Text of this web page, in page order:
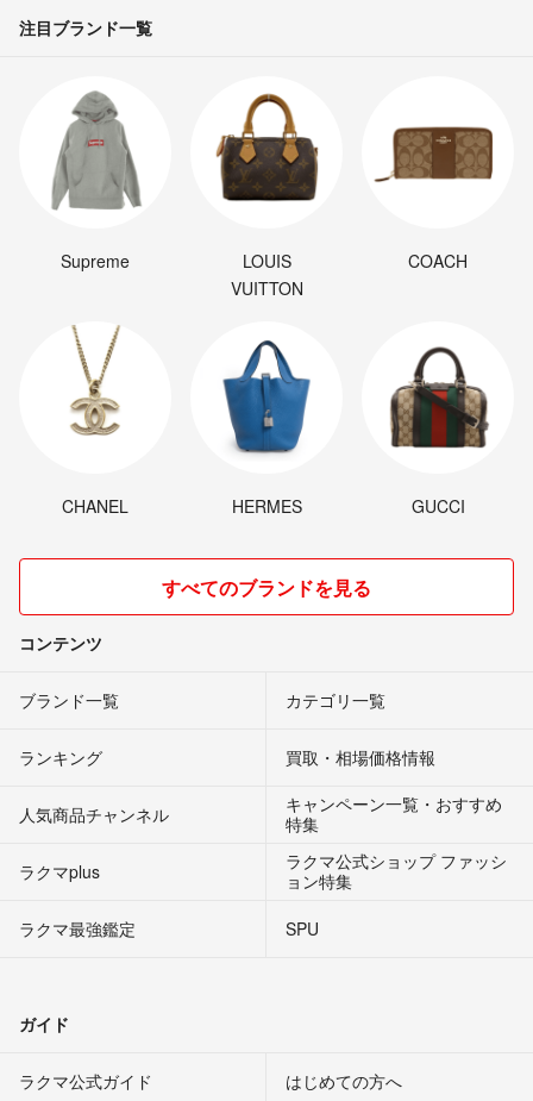
注目ブランド一覧
Supreme
LOUIS
VUITTON
COACH
CHANEL HERMES GUCCI
すべてのブランドを見る
コンテンツ
ブランド一覧 カテゴリ一覧
ランキング 買取・相場価格情報
人気商品チャンネル
キャンペーン一覧・おすすめ
特集
ラクマplus
ラクマ公式ショップ ファッシ
ョン特集
ラクマ最強鑑定
SPU
ガイド
ラクマ公式ガイド はじめての方へ